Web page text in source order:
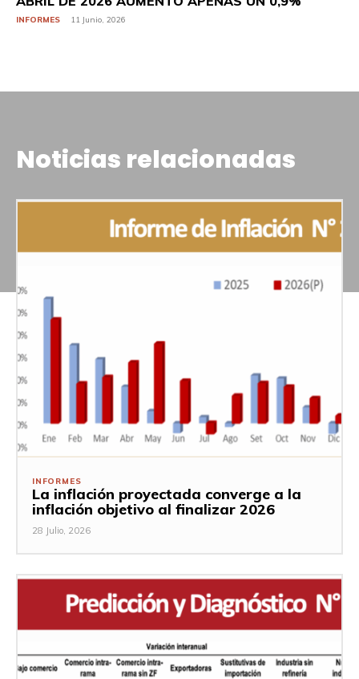
INFORMES 11 Junio, 2026
Noticias relacionadas
INFORMES
La inflación proyectada converge a la
inflación objetivo al finalizar 2026
28 Julio, 2026